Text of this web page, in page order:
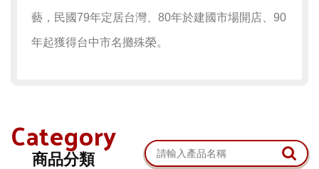
藝，民國79年定居台灣、80年於建國市場開店、90
年起獲得台中市名攤殊榮。
Category
商品分類